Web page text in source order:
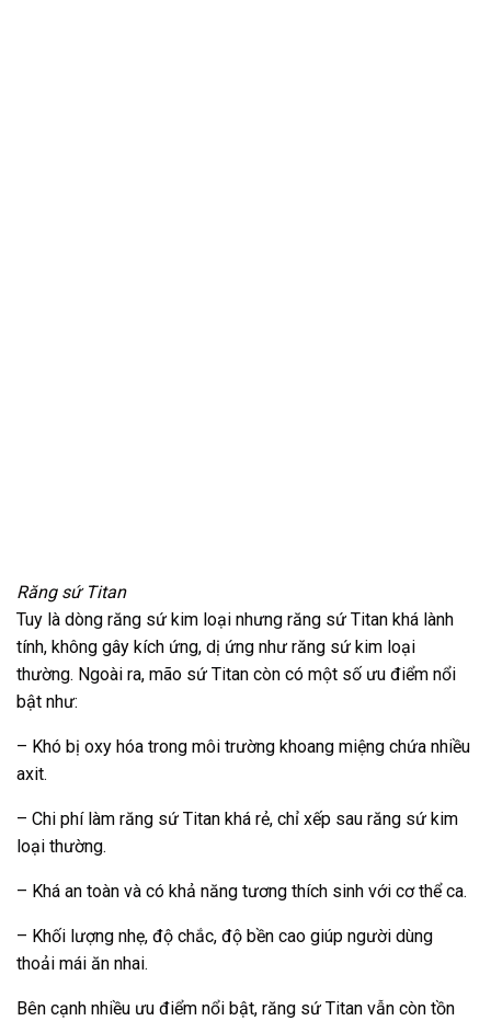
Răng sứ Titan
Tuy là dòng răng sứ kim loại nhưng răng sứ Titan khá lành
tính, không gây kích ứng, dị ứng như răng sứ kim loại
thường. Ngoài ra, mão sứ Titan còn có một số ưu điểm nổi
bật như:
– Khó bị oxy hóa trong môi trường khoang miệng chứa nhiều
axit.
– Chi phí làm răng sứ Titan khá rẻ, chỉ xếp sau răng sứ kim
loại thường.
– Khá an toàn và có khả năng tương thích sinh với cơ thể ca.
– Khối lượng nhẹ, độ chắc, độ bền cao giúp người dùng
thoải mái ăn nhai.
Bên cạnh nhiều ưu điểm nổi bật, răng sứ Titan vẫn còn tồn